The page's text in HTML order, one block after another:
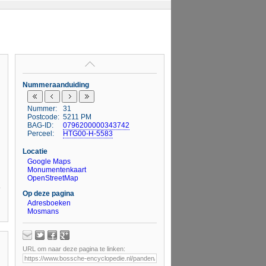
Nummeraanduiding
Nummer:
31
Postcode: 5211 PM
BAG-ID:
0796200000343742
Perceel:
HTG00-H-5583
Locatie
Google Maps
Monumentenkaart
OpenStreetMap
Op deze pagina
Adresboeken
Mosmans
URL om naar deze pagina te linken: